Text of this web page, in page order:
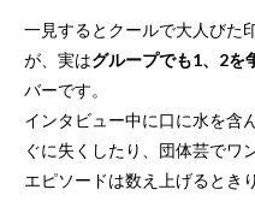
一見するとクールで大人びた
が、実はグループでも1、2を
バーです。
インタビュー中に口に水を含
ぐに失くしたり、団体芸でワ
エピソードは数え上げるとき